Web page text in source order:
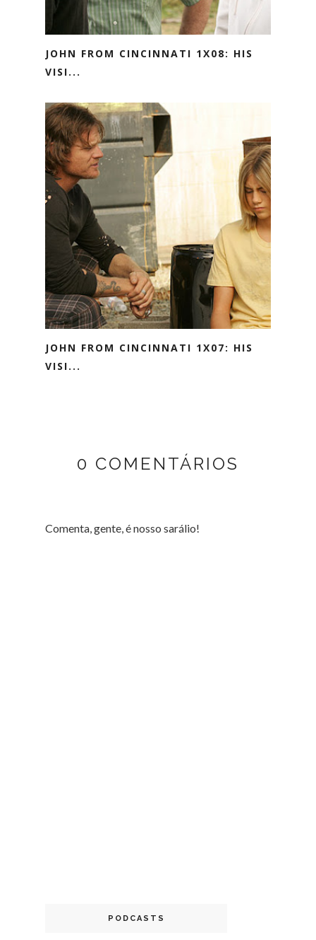
JOHN FROM CINCINNATI 1X08: HIS
VISI...
JOHN FROM CINCINNATI 1X07: HIS
VISI...
0 COMENTÁRIOS
Comenta, gente, é nosso sarálio!
PODCASTS